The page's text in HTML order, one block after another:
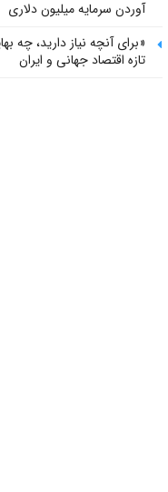
آوردن سرمایه میلیون دلاری
«برای آنچه نیاز دارید، چه
تازه اقتصاد جهانی و ایران